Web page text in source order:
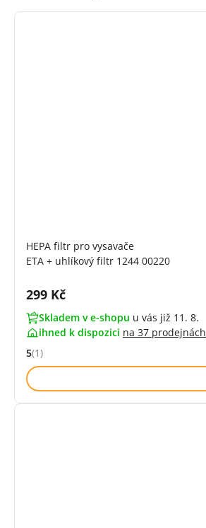
HEPA filtr pro vysavače
ETA + uhlíkový filtr 1244 00220
Cena s DPH:
299 Kč
Skladem v e-shopu u vás již 11. 8.
ihned k dispozici na 37 prodejnách
Hodnocení: 5 z 5 (1 recenzí)
5(1)